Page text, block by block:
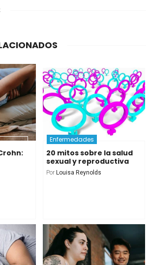
Enfermedades
20 mitos sobre la salud
sexual y reproductiva
Por Louisa Reynolds